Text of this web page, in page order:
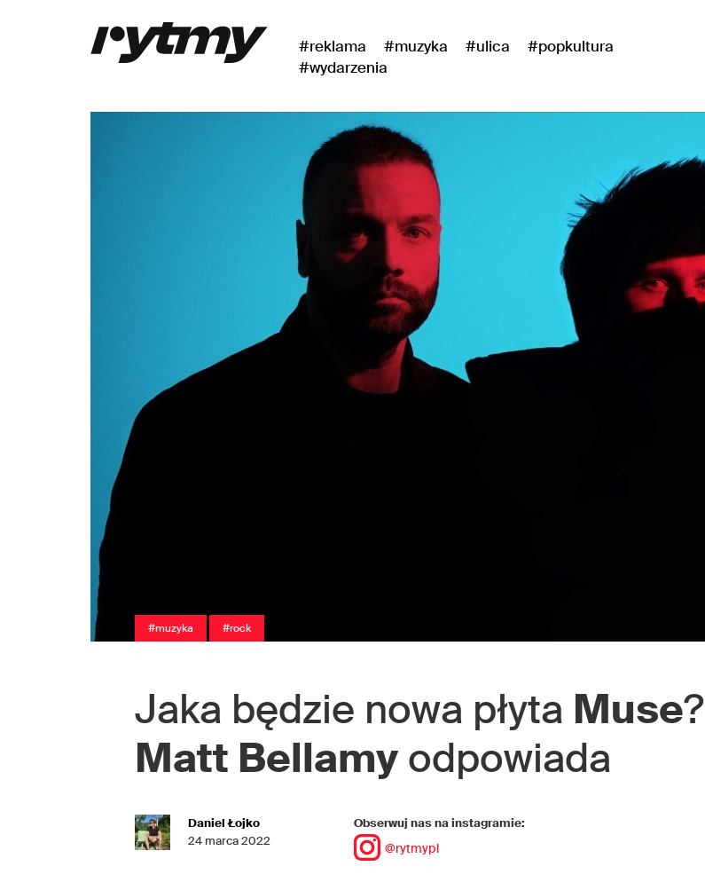
#reklama #muzyka #ulica
#popkultura
#wydarzenia
#muzyka #rock
Jaka będzie nowa płyta Muse?
Matt Bellamyodpowiada
Daniel Łojko
24 marca 2022
Obserwuj nas na instagramie:
@rytmypl